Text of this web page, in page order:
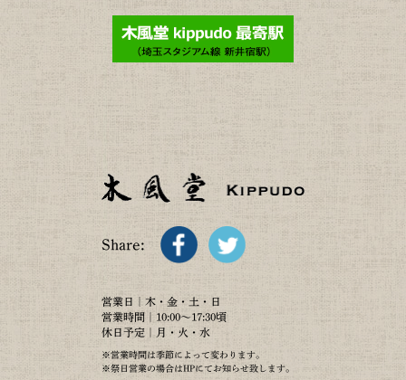
Share:
営業日｜木・金・土・日
営業時間｜10:00～17:30頃
休日予定｜月・火・水
※営業時間は季節によって変わります。
※祭日営業の場合はHPにてお知らせ致します。